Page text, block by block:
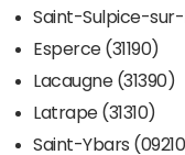
Saint-Sulpice-sur-
Esperce (31190)
Lacaugne (31390)
Latrape (31310)
Saint-Ybars